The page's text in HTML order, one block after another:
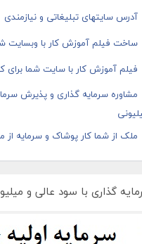
آدرس سایتهای تبلیغاتی و نیازمندی
ساخت فیلم آموزش کار با وبسایت
فیلم آموزش کار با سایت شما برای
مشاوره سرمایه گذاری و پذیرش
ملک از شما کار پوشاک و سرمایه از
گذاری با سود عالی و